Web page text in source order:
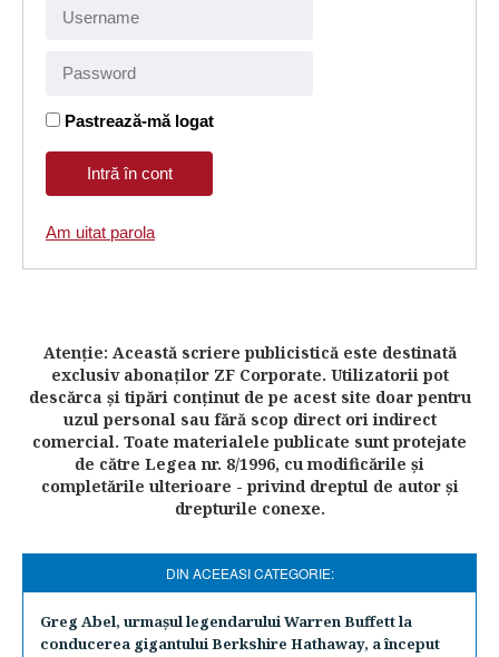
Pastrează-mă logat
Am uitat parola
Atenţie: Această scriere publicistică este destinată
exclusiv abonaţilor ZF Corporate. Utilizatorii pot
descărca şi tipări conţinut de pe acest site doar pentru
uzul personal sau fără scop direct ori indirect
comercial. Toate materialele publicate sunt protejate
de către Legea nr. 8/1996, cu modificările şi
completările ulterioare - privind dreptul de autor şi
drepturile conexe.
DIN ACEEASI CATEGORIE:
Greg Abel, urmaşul legendarului Warren Buffett la
conducerea gigantului Berkshire Hathaway, a început